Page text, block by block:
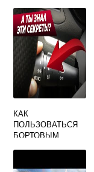
КАК
ПОЛЬЗОВАТЬСЯ
БОРТОВЫМ